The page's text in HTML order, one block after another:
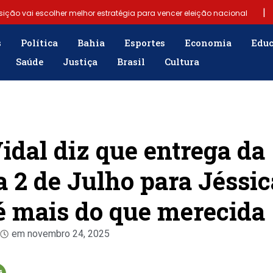
vai escolher melhor estratégia para vencer eleição nacional |
| Samuel Júnior luta em prol dos profissionais de contabilidade
para população “Tomamos a decisão de caminhar
Política Bahia Esportes Economia
Saúde
Justiça Brasil Cultura
diz que entrega da
2 de Julho para
mais do que merecida
em novembro 24, 2025